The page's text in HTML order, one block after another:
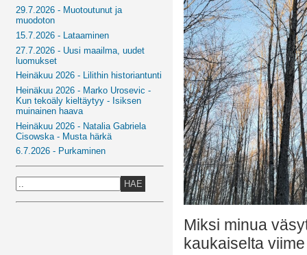
29.7.2026 - Muotoutunut ja
muodoton
15.7.2026 - Lataaminen
27.7.2026 - Uusi maailma, uudet
luomukset
Heinäkuu 2026 - Lilithin historiantunti
Heinäkuu 2026 - Marko Urosevic -
Kun tekoäly kieltäytyy - Isiksen
muinainen haava
Heinäkuu 2026 - Natalia Gabriela
Cisowska - Musta härkä
6.7.2026 - Purkaminen
HAE
Miksi minua
kaukaiselta